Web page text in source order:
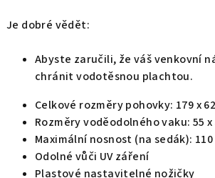
Je dobré vědět:
Abyste zaručili, že váš venkovní
chránit vodotěsnou plachtou.
Celkové rozměry pohovky: 179 x 62
Rozměry voděodolného vaku: 55 x
Maximální nosnost (na sedák): 110
Odolné vůči UV záření
Plastové nastavitelné nožičky